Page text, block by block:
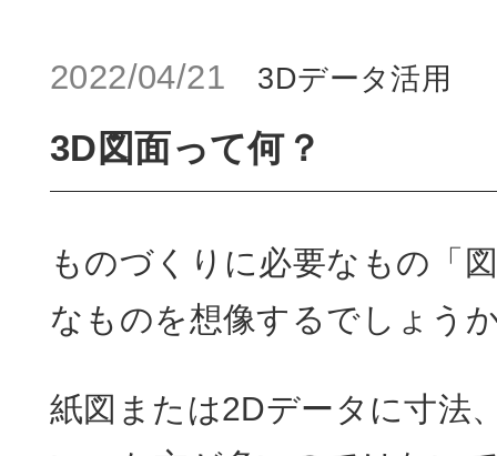
2022/04/21 3Dデータ活用
3D図面って何？
ものづくりに必要なもの「
なものを想像するでしょう
紙図または2Dデータに寸法